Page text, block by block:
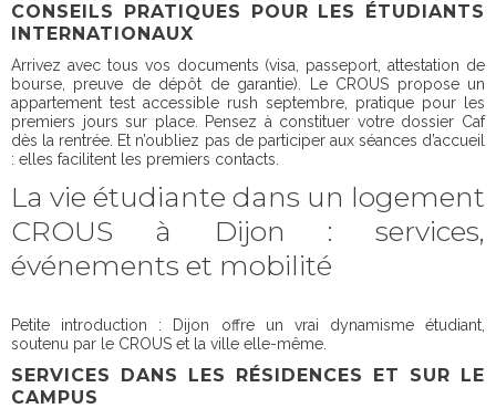
CONSEILS PRATIQUES POUR LES ÉTUDIANTS
INTERNATIONAUX
Arrivez avec tous vos documents (visa, passeport, attestation de
bourse, preuve de dépôt de garantie). Le CROUS propose un
appartement test accessible rush septembre, pratique pour les
premiers jours sur place. Pensez à constituer votre dossier Caf
dès la rentrée. Et n’oubliez pas de participer aux séances d’accueil
: elles facilitent les premiers contacts.
La vie étudiante dans un logement
CROUS à Dijon : services,
événements et mobilité
Petite introduction : Dijon offre un vrai dynamisme étudiant,
soutenu par le CROUS et la ville elle-même.
SERVICES DANS LES RÉSIDENCES ET SUR LE
CAMPUS